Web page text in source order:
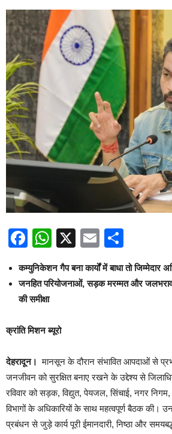
Facebook
WhatsApp
X Email
कम्युनिकेशन गैप बना कार्यों में बाधा तो जिम्मेदार
जनहित परियोजनाओं, सड़क मरम्मत और जलभराव
की समीक्षा
क्रांति मिशन ब्यूरो
देहरादून। मानसून के दौरान संभावित आपदाओं से
जनजीवन को सुरक्षित बनाए रखने के उद्देश्य से
रविवार को सड़क, विद्युत, पेयजल, सिंचाई, नगर
विभागों के अधिकारियों के साथ महत्वपूर्ण बैठक की।
प्रबंधन से जुड़े कार्य पूरी ईमानदारी, निष्ठा और